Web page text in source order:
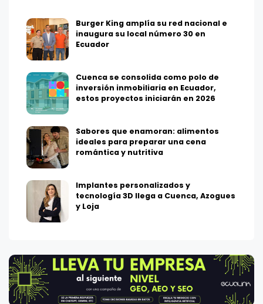
Burger King amplía su red nacional e
inaugura su local número 30 en
Ecuador
Cuenca se consolida como polo de
inversión inmobiliaria en Ecuador,
estos proyectos iniciarán en 2026
Sabores que enamoran: alimentos
ideales para preparar una cena
romántica y nutritiva
Implantes personalizados y
tecnología 3D llega a Cuenca, Azogues
y Loja